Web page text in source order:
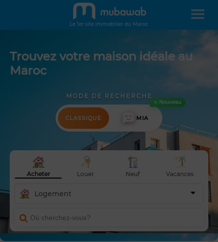
Le 1er site immobilier du Maroc
Trouvez votre maison idéale au
Maroc
MODE DE RECHERCHE
CLASSIQUE
✨ Nouveau
MIA
Acheter Louer Neuf Vacances
Logement